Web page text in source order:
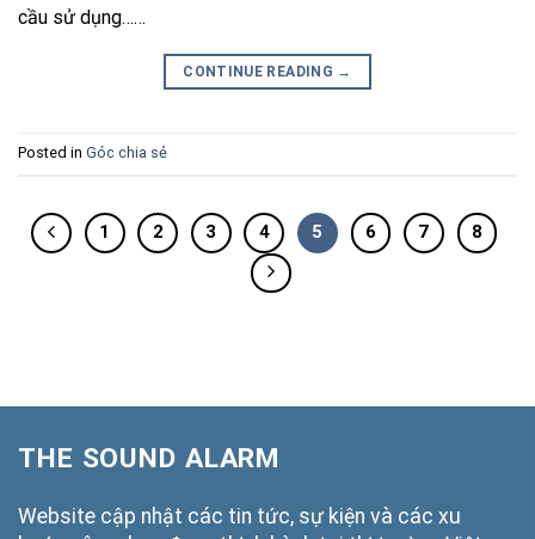
cầu sử dụng……
CONTINUE READING →
Posted in Góc chia sẻ
1 2 3 4 5 6 7 8
THE SOUND ALARM
Website cập nhật các tin tức, sự kiện và các xu